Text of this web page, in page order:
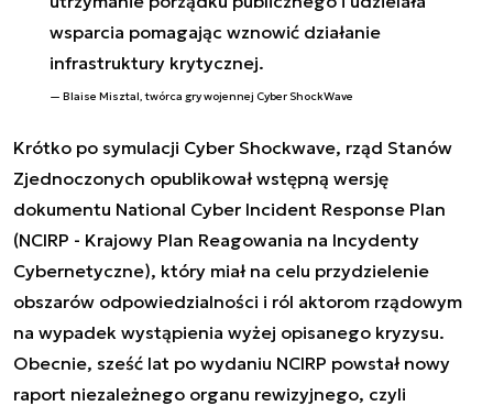
wsparcia pomagając wznowić działanie
infrastruktury krytycznej.
Blaise Misztal, twórca gry wojennej Cyber ShockWave
Krótko po symulacji Cyber Shockwave, rząd Stanów
Zjednoczonych opublikował wstępną wersję
dokumentu National Cyber Incident Response Plan
(NCIRP - Krajowy Plan Reagowania na Incydenty
Cybernetyczne), który miał na celu przydzielenie
obszarów odpowiedzialności i ról aktorom rządowym
na wypadek wystąpienia wyżej opisanego kryzysu.
Obecnie, sześć lat po wydaniu NCIRP powstał nowy
raport niezależnego organu rewizyjnego, czyli